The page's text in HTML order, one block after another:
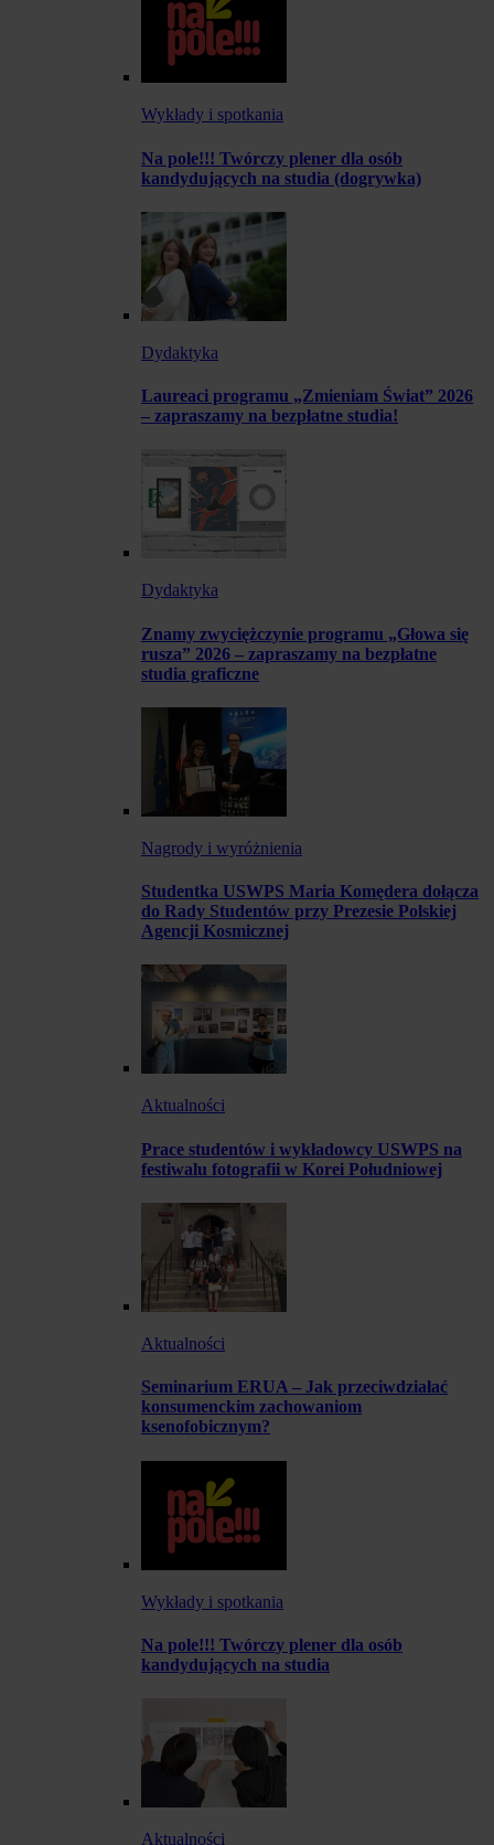
Wykłady i spotkania
Na pole!!! Twórczy plener dla osób
kandydujących na studia (dogrywka)
Dydaktyka
Laureaci programu „Zmieniam Świat” 2026
– zapraszamy na bezpłatne studia!
Dydaktyka
Znamy zwyciężczynie programu „Głowa się
rusza” 2026 – zapraszamy na bezpłatne
studia graficzne
Nagrody i wyróżnienia
Studentka USWPS Maria Komędera dołącza
do Rady Studentów przy Prezesie Polskiej
Agencji Kosmicznej
Aktualności
Prace studentów i wykładowcy USWPS na
festiwalu fotografii w Korei Południowej
Aktualności
Seminarium ERUA – Jak przeciwdziałać
konsumenckim zachowaniom
ksenofobicznym?
Wykłady i spotkania
Na pole!!! Twórczy plener dla osób
kandydujących na studia
Aktualności